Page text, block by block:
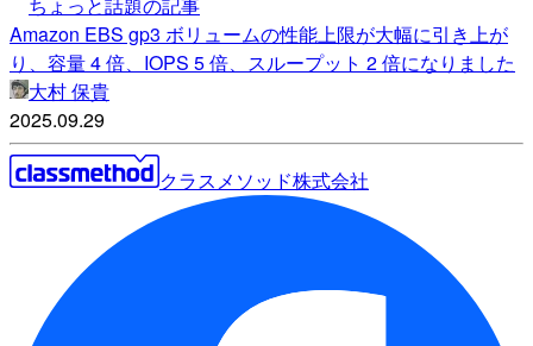
Amazon EBS gp3 ボリュームの性能上限が大幅に引き上が
り、容量 4 倍、IOPS 5 倍、スループット 2 倍になりました
大村 保貴
2025.09.29
クラスメソッド株式会社